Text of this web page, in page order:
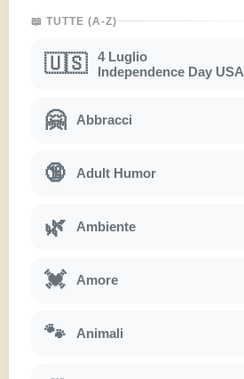
📖 TUTTE (A-Z)
🇺🇸
4 Luglio
Independence Day USA
🤗 Abbracci
🔞 Adult Humor
🌿 Ambiente
💓 Amore
🐾 Animali